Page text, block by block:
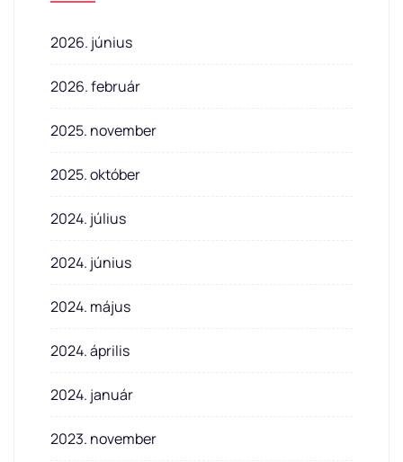
2026. június
2026. február
2025. november
2025. október
2024. július
2024. június
2024. május
2024. április
2024. január
2023. november